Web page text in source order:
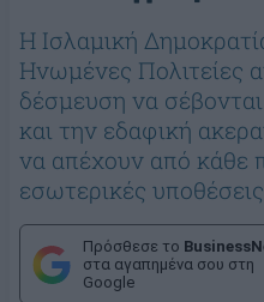
Η Ισλαμική
Ηνωμένες Πολιτείες
δέσμευση να
και την εδαφική
να απέχουν από κάθε
εσωτερικές
Πρόσθεσε το
στα αγαπημένα σου στη
Google